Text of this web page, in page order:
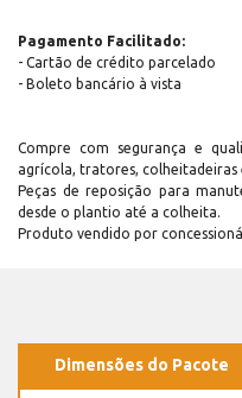
Pagamento Facilitado:
- Cartão de crédito parcelado
- Boleto bancário à vista
Compre com segurança e
agrícola, tratores, colheitadeiras
Peças de reposição para
desde o plantio até a colheita.
Produto vendido por
Dimensões do Pacote